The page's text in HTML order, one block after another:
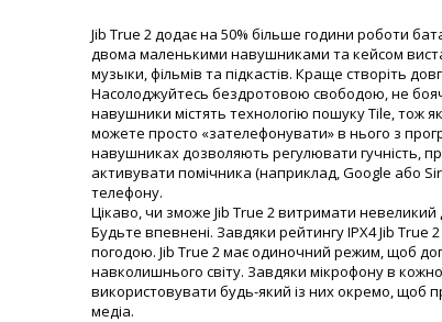
Jib True 2 додає на 50% більше години роботи
двома маленькими навушниками та кейсом
музыки, фільмів та підкастів. Краще створіть
Насолоджуйтесь бездротовою свободою, не
навушники містять технологію пошуку Tile, тож
можете просто «зателефонувати» в нього з
навушниках дозволяють регулювати гучність,
активувати помічника (наприклад, Google або
телефону.
Цікаво, чи зможе Jib True 2 витримати
Будьте впевнені. Завдяки рейтингу IPX4 Jib True
погодою. Jib True 2 має одиночний режим, щоб
навколишнього світу. Завдяки мікрофону в
використовувати будь-який із них окремо, щоб
медіа.